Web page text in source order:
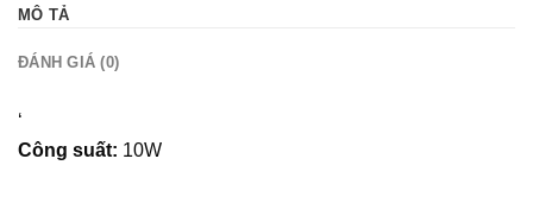
bị phân tán.
tường: Đèn LED chiếu sâu gắn nổi có thể lắp đặt nổi lên
cần thay đổi vị trí đèn dễ dàng). Việc lắp nổi giúp quá trình
MÔ TẢ
ĐÁNH GIÁ (0)
‘
Công suất: 10W